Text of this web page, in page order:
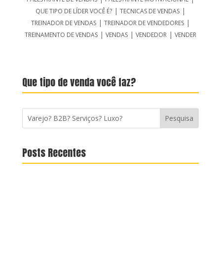
QUE TIPO DE LÍDER VOCÊ É?| TECNICAS DE VENDAS|
TREINADOR DE VENDAS| TREINADOR DE VENDEDORES|
TREINAMENTO DE VENDAS| VENDAS| VENDEDOR| VENDER
Que tipo de venda você faz?
Posts Recentes